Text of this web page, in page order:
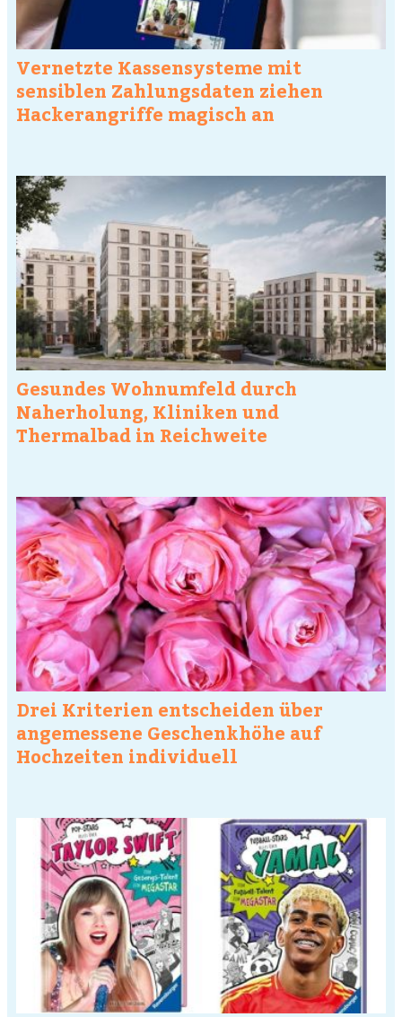
Vernetzte Kassensysteme mit
sensiblen Zahlungsdaten ziehen
Hackerangriffe magisch an
Gesundes Wohnumfeld durch
Naherholung, Kliniken und
Thermalbad in Reichweite
Drei Kriterien entscheiden über
angemessene Geschenkhöhe auf
Hochzeiten individuell